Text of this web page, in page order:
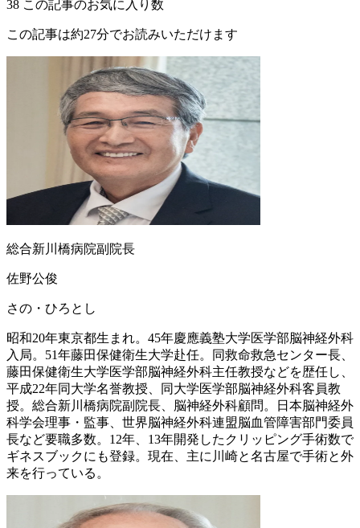
38 この記事のお気に入り数
この記事は約27分でお読みいただけます
総合新川橋病院副院長
佐野公俊
さの・ひろとし
昭和20年東京都生まれ。45年慶應義塾大学医学部脳神経外科
入局。51年藤田保健衛生大学赴任。同救命救急センター長、
藤田保健衛生大学医学部脳神経外科主任教授などを歴任し、
平成22年同大学名誉教授、同大学医学部脳神経外科客員教
授。総合新川橋病院副院長、脳神経外科顧問。日本脳神経外
科学会理事・監事、世界脳神経外科連盟脳血管障害部門委員
長など要職多数。12年、13年開発したクリッピング手術数で
ギネスブックにも登録。現在、主に川崎と名古屋で手術と外
来を行っている。